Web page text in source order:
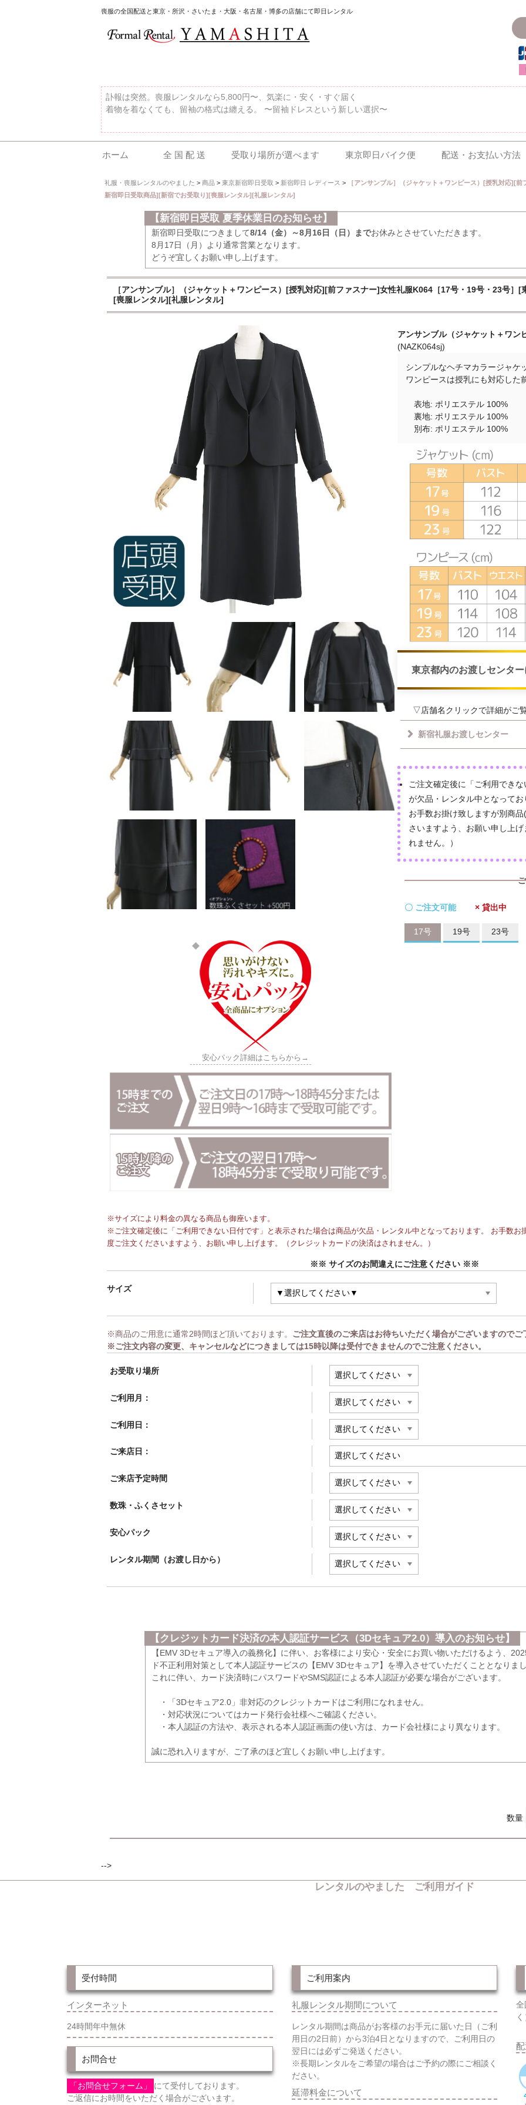
喪服の全国配送と東京・所沢・さいたま・大阪・名古屋・博多の店舗にて即日レンタル
訃報は突然。喪服レンタルなら5,800円〜、気楽に・安く・すぐ届く
着物を着なくても、留袖の格式は纏える。 〜留袖ドレスという新しい選択〜
ホーム 全 国 配 送 受取り場所が選べます 東京即日バイク便 配送・お支払い方法
礼服・喪服レンタルのやました > 商品> 東京新宿即日受取 > 新宿即日 レディース >
［アンサンブル］（ジャケット＋ワンピース）[授乳対応][
新宿即日受取商品][新宿でお受取り][喪服レンタル][礼服レンタル]
【新宿即日受取 夏季休業日のお知らせ】
新宿即日受取につきまして8/14（金）～8月16日（日）までお休みとさせていただきます。
8月17日（月）より通常営業となります。
どうぞ宜しくお願い申し上げます。
［アンサンブル］（ジャケット＋ワンピース）[授乳対応][前ファスナー]女性礼服K064［17号・19号・23号］
[喪服レンタル][礼服レンタル]
安心パック詳細はこちらから→
アンサンブル（ジャケット＋ワン
(NAZK064sj)
シンプルなヘチマカラージャケ
ワンピースは授乳にも対応した
表地: ポリエステル 100%
裏地: ポリエステル 100%
別布: ポリエステル 100%
東京都内のお渡しセンター
▽店舗名クリックで詳細がご
新宿礼服お渡しセンター
ご注文確定後に「ご利用でき
が欠品・レンタル中となってお
お手数お掛け致しますが別商
さいますよう、お願い申し上
れません。）
〇 ご注文可能 × 貸出中
17号 19号 23号
※サイズにより料金の異なる商品も御座います。
※ご注文確定後に「ご利用できない日付です」と表示された場合は商品が欠品・レンタル中となっております。 お手数お
度ご注文くださいますよう、お願い申し上げます。（クレジットカードの決済はされません。）
※※ サイズのお間違えにご注意ください ※※
サイズ
※商品のご用意に通常2時間ほど頂いております。 ご注文直後のご来店はお待ちいただく場合がございますのでご
※ご注文内容の変更、キャンセルなどにつきましては15時以降は受付できませんのでご注意ください。
お受取り場所
ご利用月：
ご利用日：
ご来店日：
ご来店予定時間
数珠・ふくさセット
安心パック
レンタル期間（お渡し日から）
【クレジットカード決済の本人認証サービス（3Dセキュア2.0）導入のお知らせ】
【EMV 3Dセキュア導入の義務化】に伴い、お客様により安心・安全にお買い物いただけるよう、
ド不正利用対策として本人認証サービスの【EMV 3Dセキュア】を導入させていただくこととなりまし
これに伴い、カード決済時にパスワードやSMS認証による本人認証が必要な場合がございます。
・「3Dセキュア2.0」非対応のクレジットカードはご利用になれません。
・対応状況についてはカード発行会社様へご確認ください。
・本人認証の方法や、表示される本人認証画面の使い方は、カード会社様により異なります。
誠に恐れ入りますが、ご了承のほど宜しくお願い申し上げます。
数量
-->
レンタルのやました ご利用ガイド
受付時間
インターネット
24時間年中無休
お問合せ
「お問合せフォーム」
にて受付しております。
ご返信にお時間をいただく場合がございます。
ご利用案内
礼服レンタル期間について
レンタル期間は商品がお客様のお手元に届いた日（ご利
用日の2日前）から3泊4日となりますので、ご利用日の
翌日には必ずご発送ください。
※長期レンタルをご希望の場合はご予約の際にご相談く
ださい。
延滞料金について
全